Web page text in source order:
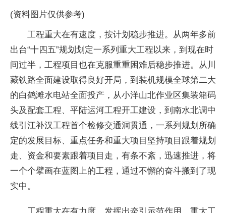
(资料图片仅供参考)
工程重大在有速度，按计划稳步推进。从两年多前
出台“十四五”规划划定一系列重大工程以来，到现在时
间过半，工程项目也在克服重重困难后稳步推进。从川
藏铁路全面建设取得良好开局，到装机规模全球第二大
的白鹤滩水电站全面投产，从小洋山北作业区集装箱码
头及配套工程、平陆运河工程开工建设，到南水北调中
线引江补汉工程首个检修交通洞贯通，一系列规划所确
定的发展目标、重点任务和重大项目坚持项目跟着规划
走、资金和要素跟着项目走，有条不紊，迅速推进，将
一个个擘画在蓝图上的工程，通过不懈的奋斗搬到了现
实中。
工程重大在有力度，发挥出牵引示范作用。重大工